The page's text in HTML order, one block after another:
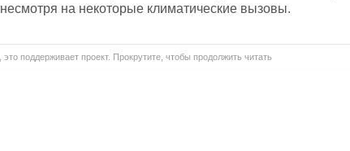
на некоторые климатические вызовы.
поддерживает проект. Прокрутите, чтобы продолжить читать